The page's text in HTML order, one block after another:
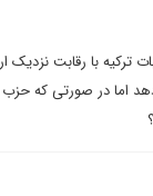
با رقابت نزدیک
اما در صورتی که حزب